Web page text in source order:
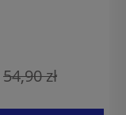
54,90 zł